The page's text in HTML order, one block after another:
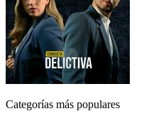
Categorías más populares